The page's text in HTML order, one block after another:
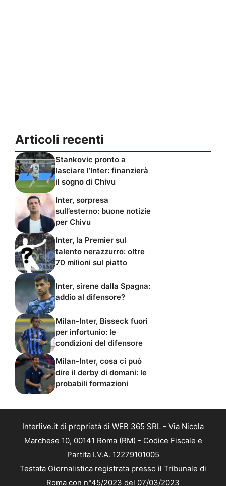
Articoli recenti
Stankovic pronto a
lasciare l’Inter: finanzierà
il sogno di Chivu
Inter, sorpresa
sull’esterno: buone notizie
per Chivu
Inter, la Premier sul
talento nerazzurro: oltre
70 milioni sul piatto
Inter, sirene dalla Spagna:
addio al difensore?
Milan-Inter, Bisseck fuori
per infortunio: le
condizioni del difensore
Milan-Inter, cosa ci può
dire il derby di domani: le
probabili formazioni
Interlive.it di proprietà di WEB 365 SRL - Via Nicola
Marchese 10, 00141 Roma (RM) - Codice Fiscale e
Partita I.V.A. 12279101005
Testata Giornalistica registrata presso il Tribunale di
Roma con n°45/2023 del 07/03/2023